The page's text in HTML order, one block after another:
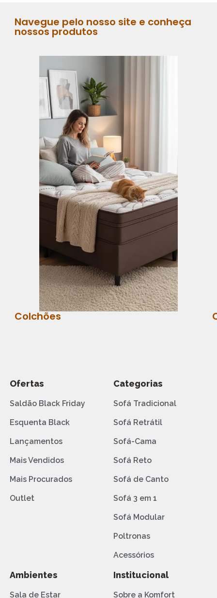
Navegue pelo nosso site e conheça
nossos produtos
Colchões
Ofertas
Saldão Black Friday
Esquenta Black
Lançamentos
Mais Vendidos
Mais Procurados
Outlet
Categorias
Sofá Tradicional
Sofá Retrátil
Sofá-Cama
Sofá Reto
Sofá de Canto
Sofá 3 em 1
Sofá Modular
Poltronas
Acessórios
Ambientes
Sala de Estar
Institucional
Sobre a Komfort